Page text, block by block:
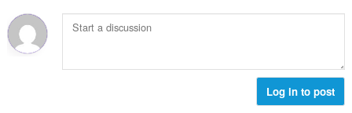
:e
e
t
a
t
Log in to post